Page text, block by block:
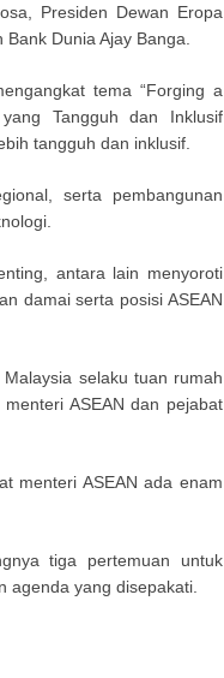
Presiden Dewan Eropa
Dunia Ajay Banga.
tema “Forging a
Tangguh dan Inklusif
tangguh dan inklusif.
serta pembangunan
antara lain menyoroti
damai serta posisi ASEAN
selaku tuan rumah
ASEAN dan pejabat
menteri ASEAN ada enam
tiga pertemuan untuk
agenda yang disepakati.